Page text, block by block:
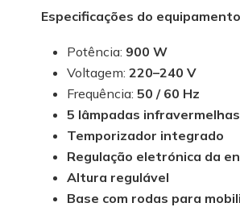
Especificações do equipamento
Potência: 900 W
Voltagem: 220–240 V
Frequência: 50 / 60 Hz
5 lâmpadas
Temporizador integrado
Regulação eletrónica da
Altura regulável
Base com rodas para